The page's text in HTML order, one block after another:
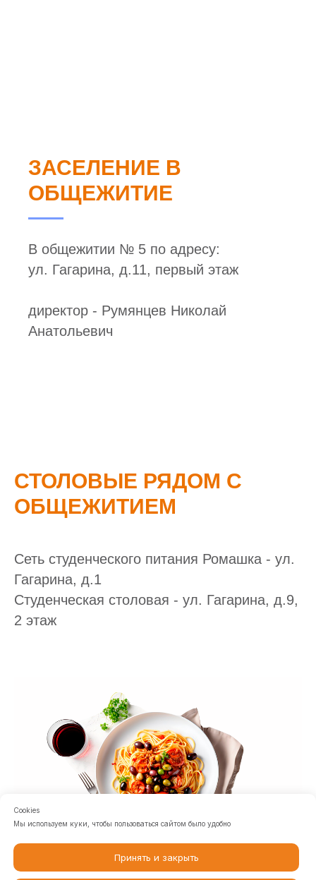
Cookies
Мы используем куки, чтобы пользоваться сайтом было удобно
Принять и закрыть
ЗАСЕЛЕНИЕ В
ОБЩЕЖИТИЕ
В общежитии № 5 по адресу:
ул. Гагарина, д.11, первый этаж
директор - Румянцев Николай
Анатольевич
СТОЛОВЫЕ РЯДОМ С
ОБЩЕЖИТИЕМ
Сеть студенческого питания Ромашка - ул.
Гагарина, д.1
Студенческая столовая - ул. Гагарина, д.9,
2 этаж